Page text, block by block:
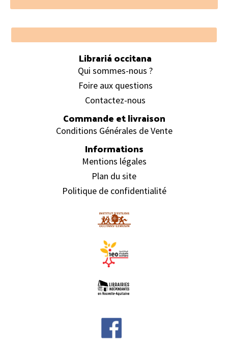
Footer
Librariá occitana
Qui sommes-nous ?
Foire aux questions
Contactez-nous
Commande et livraison
Conditions Générales de Vente
Informations
Mentions légales
Plan du site
Politique de confidentialité